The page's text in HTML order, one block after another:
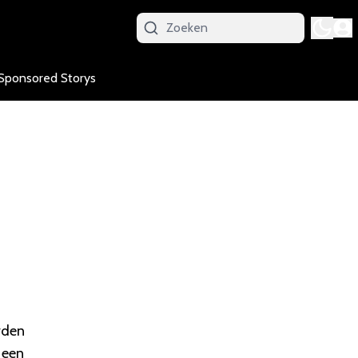
Storys